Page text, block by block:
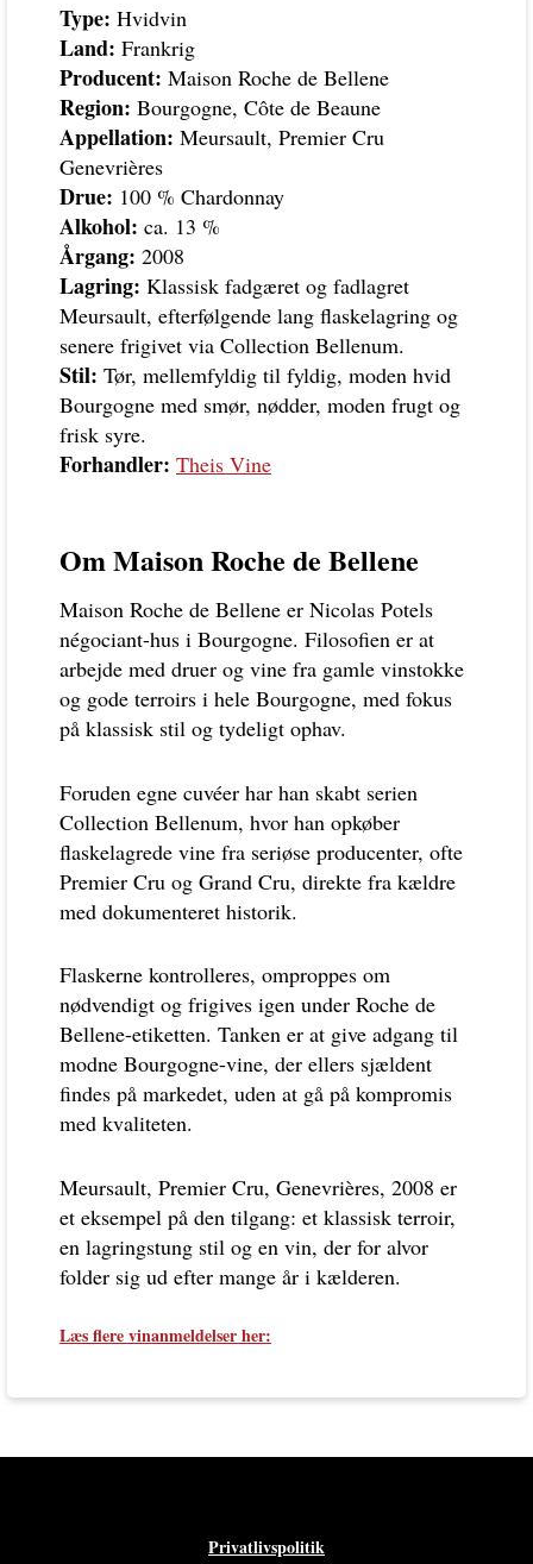
Type: Hvidvin
Land: Frankrig
Producent: Maison Roche de Bellene
Region: Bourgogne, Côte de Beaune
Appellation: Meursault, Premier Cru
Genevrières
Drue: 100 % Chardonnay
Alkohol: ca. 13 %
Årgang: 2008
Lagring: Klassisk fadgæret og fadlagret
Meursault, efterfølgende lang flaskelagring og
senere frigivet via Collection Bellenum.
Stil: Tør, mellemfyldig til fyldig, moden hvid
Bourgogne med smør, nødder, moden frugt og
frisk syre.
Forhandler: Theis Vine
Om Maison Roche de Bellene
Maison Roche de Bellene er Nicolas Potels
négociant-hus i Bourgogne. Filosofien er at
arbejde med druer og vine fra gamle vinstokke
og gode terroirs i hele Bourgogne, med fokus
på klassisk stil og tydeligt ophav.
Foruden egne cuvéer har han skabt serien
Collection Bellenum, hvor han opkøber
flaskelagrede vine fra seriøse producenter, ofte
Premier Cru og Grand Cru, direkte fra kældre
med dokumenteret historik.
Flaskerne kontrolleres, omproppes om
nødvendigt og frigives igen under Roche de
Bellene-etiketten. Tanken er at give adgang til
modne Bourgogne-vine, der ellers sjældent
findes på markedet, uden at gå på kompromis
med kvaliteten.
Meursault, Premier Cru, Genevrières, 2008 er
et eksempel på den tilgang: et klassisk terroir,
en lagringstung stil og en vin, der for alvor
folder sig ud efter mange år i kælderen.
Læs flere vinanmeldelser her:
Privatlivspolitik